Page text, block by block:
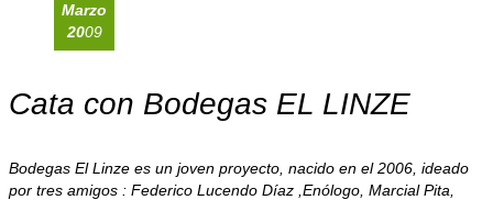
Marzo
2009
Cata con Bodegas EL LINZE
Bodegas El Linze es un joven proyecto, nacido en el 2006, ideado
por tres amigos : Federico Lucendo Díaz ,Enólogo, Marcial Pita,